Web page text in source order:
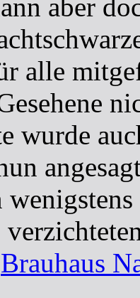
aber
alle
wurde
Brauhaus